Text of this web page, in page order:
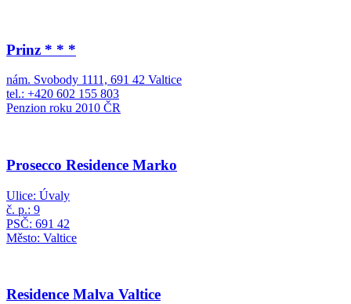
Prinz * * *
nám. Svobody 1111, 691 42 Valtice
tel.: +420 602 155 803
Penzion roku 2010 ČR
Prosecco Residence Marko
Ulice: Úvaly
č. p.: 9
PSČ: 691 42
Město: Valtice
Residence Malva Valtice